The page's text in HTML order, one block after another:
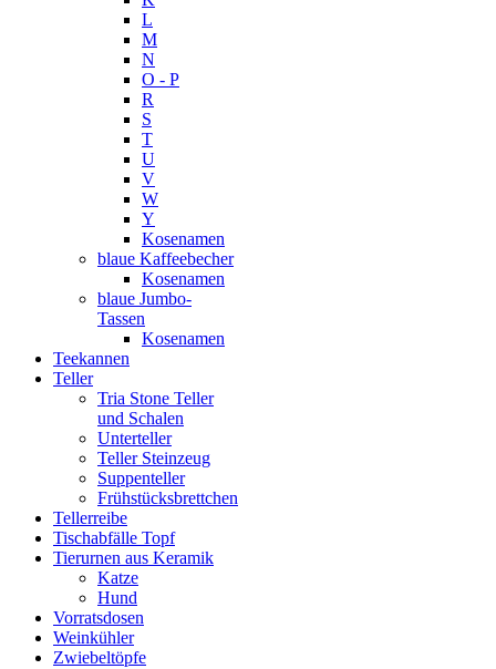
L
M
N
O - P
R
S
T
U
V
W
Y
Kosenamen
blaue Kaffeebecher
Kosenamen
blaue Jumbo-
Tassen
Kosenamen
Teekannen
Teller
Tria Stone Teller
und Schalen
Unterteller
Teller Steinzeug
Suppenteller
Frühstücksbrettchen
Tellerreibe
Tischabfälle Topf
Tierurnen aus Keramik
Katze
Hund
Vorratsdosen
Weinkühler
Zwiebeltöpfe